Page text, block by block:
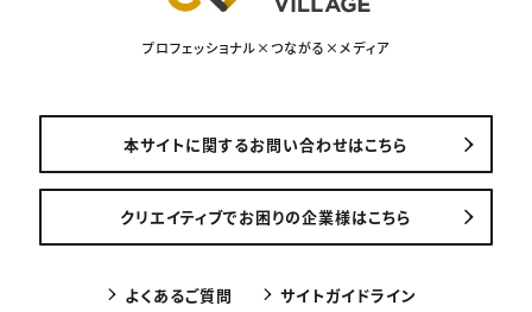
プロフェッショナル×つながる×メディア
本サイトに関するお問い合わせはこちら
クリエイティブでお困りの企業様はこちら
よくあるご質問 サイトガイドライン